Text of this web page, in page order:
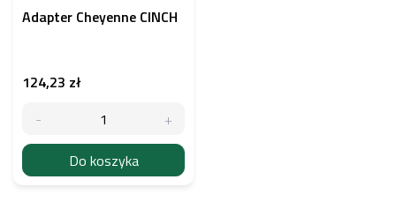
Adapter Cheyenne CINCH
124,23 zł
Do koszyka